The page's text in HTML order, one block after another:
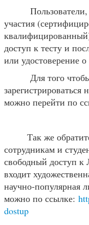
участия
доступ к тесту и
или удостоверение
Для того
можно перейти по
Так же
сотрудникам и
свободный доступ к
входит
научно-популярная
можно по ссылке:
dostup